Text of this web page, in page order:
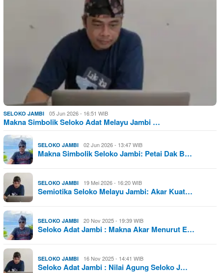
SELOKO JAMBI 05 Jun 2026 - 16:51 WIB
Makna Simbolik Seloko Adat Melayu Jambi …
SELOKO JAMBI 02 Jun 2026 - 13:47 WIB
Makna Simbolik Seloko Jambi: Petai Dak B…
SELOKO JAMBI 19 Mei 2026 - 16:20 WIB
Semiotika Seloko Melayu Jambi: Akar Kuat…
SELOKO JAMBI 20 Nov 2025 - 19:39 WIB
Seloko Adat Jambi : Makna Akar Menurut E…
SELOKO JAMBI 16 Nov 2025 - 14:41 WIB
Seloko Adat Jambi : Nilai Agung Seloko J…